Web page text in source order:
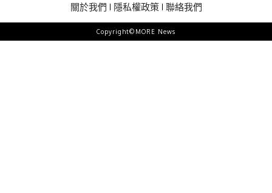
關於我們 隱私權政策 聯絡我們
Copyright©MORE News